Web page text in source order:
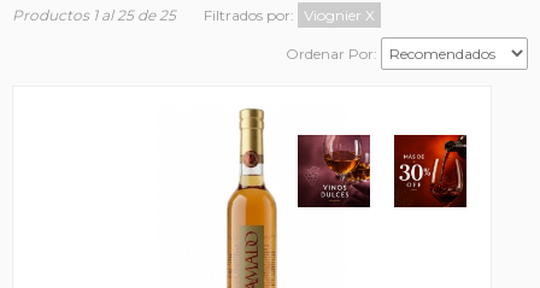
Productos 1 al 25 de 25 Filtrados por: Viognier X
Ordenar Por: